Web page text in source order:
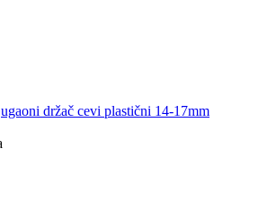
ugaoni držač cevi plastični 14-17mm